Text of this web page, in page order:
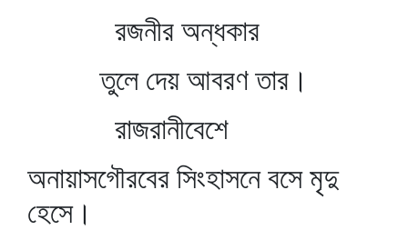
রজনীর অন্ধকার
তুলে দেয় আবরণ তার।
রাজরানীবেশে
অনায়াসগৌরবের সিংহাসনে বসে মৃদু
হেসে।